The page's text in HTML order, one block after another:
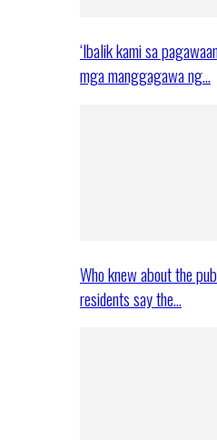
‘Ibalik kami sa
mga manggagawa ng…
Who knew about the
residents say the…